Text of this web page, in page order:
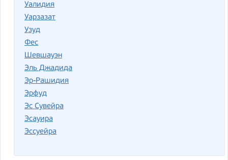
Уалидия
Уарзазат
Узуд
Фес
Шевшауэн
Эль Джадида
Эр-Рашидия
Эрфуд
Эс Сувейра
Эсауира
Эссуейра